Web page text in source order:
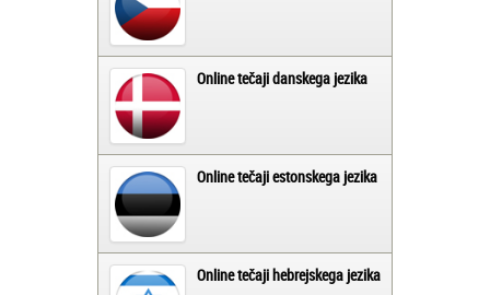
Online tečaji danskega jezika
Online tečaji estonskega jezika
Online tečaji hebrejskega jezika